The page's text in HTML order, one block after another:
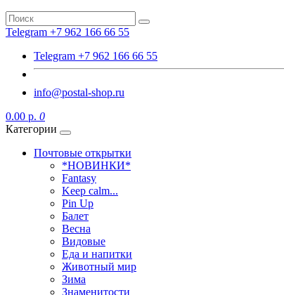
Telegram +7 962 166 66 55
Telegram +7 962 166 66 55
info@postal-shop.ru
0.00 р. 0
Категории
Почтовые открытки
*НОВИНКИ*
Fantasy
Keep calm...
Pin Up
Балет
Весна
Видовые
Еда и напитки
Животный мир
Зима
Знаменитости